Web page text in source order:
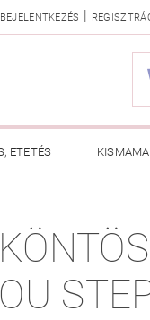
BEJELENTKEZÉS |
ETETÉS
RENDELÉSEM